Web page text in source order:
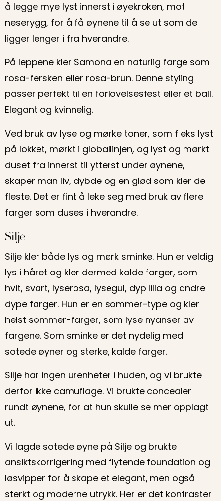
å legge mye lyst innerst i øyekroken, mot
neserygg, for å få øynene til å se ut som de
ligger lenger i fra hverandre.
På leppene kler Samona en naturlig farge som
rosa-fersken eller rosa-brun. Denne styling
passer perfekt til en forlovelsesfest eller et ball.
Elegant og kvinnelig.
Ved bruk av lyse og mørke toner, som f eks lyst
på lokket, mørkt i globallinjen, og lyst og mørkt
duset fra innerst til ytterst under øynene,
skaper man liv, dybde og en glød som kler de
fleste. Det er fint å leke seg med bruk av flere
farger som duses i hverandre.
Silje
Silje kler både lys og mørk sminke. Hun er veldig
lys i håret og kler dermed kalde farger, som
hvit, svart, lyserosa, lysegul, dyp lilla og andre
dype farger. Hun er en sommer-type og kler
helst sommer-farger, som lyse nyanser av
fargene. Som sminke er det nydelig med
sotede øyner og sterke, kalde farger.
Silje har ingen urenheter i huden, og vi brukte
derfor ikke camuflage. Vi brukte concealer
rundt øynene, for at hun skulle se mer opplagt
ut.
Vi lagde sotede øyne på Silje og brukte
ansiktskorrigering med flytende foundation og
løsvipper for å skape et elegant, men også
sterkt og moderne utrykk. Her er det kontraster